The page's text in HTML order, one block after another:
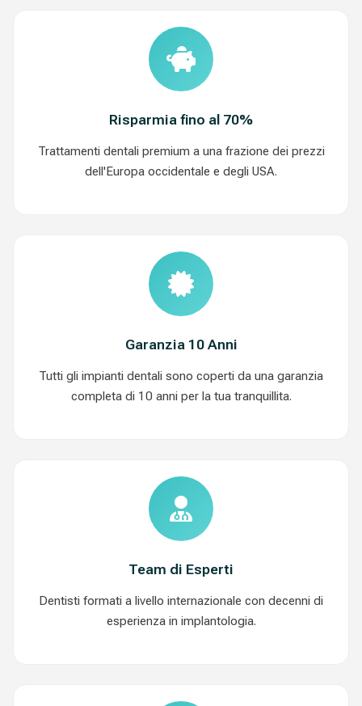
Risparmia fino al 70%
Trattamenti dentali premium a una frazione dei prezzi
dell'Europa occidentale e degli USA.
Garanzia 10 Anni
Tutti gli impianti dentali sono coperti da una garanzia
completa di 10 anni per la tua tranquillita.
Team di Esperti
Dentisti formati a livello internazionale con decenni di
esperienza in implantologia.